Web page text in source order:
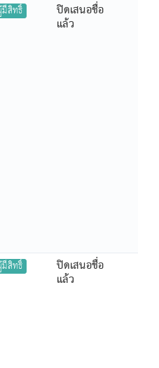
สิทธิ์ ปิดเสนอชื่อ
แล้ว
สิทธิ์ ปิดเสนอชื่อ
แล้ว